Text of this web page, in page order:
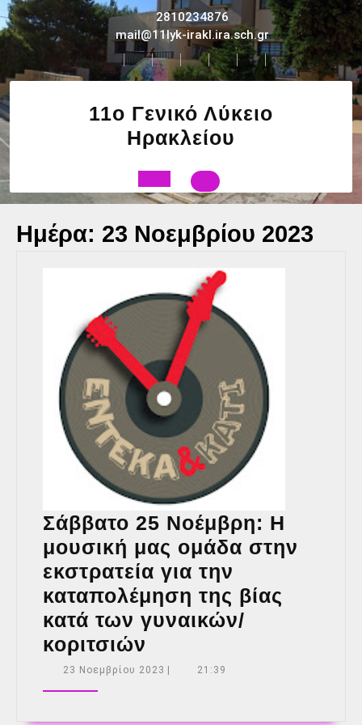
Skip
to
content
2810234876
mail@11lyk-irakl.ira.sch.gr
11ο Γενικό Λύκειο
Ηρακλείου
Open
Button
Ημέρα: 23 Νοεμβρίου 2023
Σάββατο 25 Νοέμβρη: Η
μουσική μας ομάδα στην
εκστρατεία για την
καταπολέμηση της βίας
κατά των γυναικών/
κοριτσιών
25
Η
23 Νοεμβρίου 2023 23
21:39